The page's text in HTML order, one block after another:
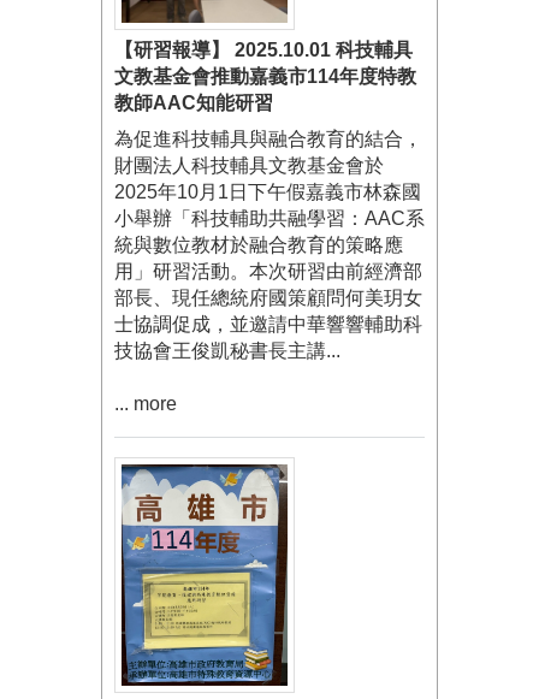
【研習報導】 2025.10.01 科技輔具
文教基金會推動嘉義市114年度特教
教師AAC知能研習
為促進科技輔具與融合教育的結合，
財團法人科技輔具文教基金會於
2025年10月1日下午假嘉義市林森國
小舉辦「科技輔助共融學習：AAC系
統與數位教材於融合教育的策略應
用」研習活動。本次研習由前經濟部
部長、現任總統府國策顧問何美玥女
士協調促成，並邀請中華響響輔助科
技協會王俊凱秘書長主講...
... more